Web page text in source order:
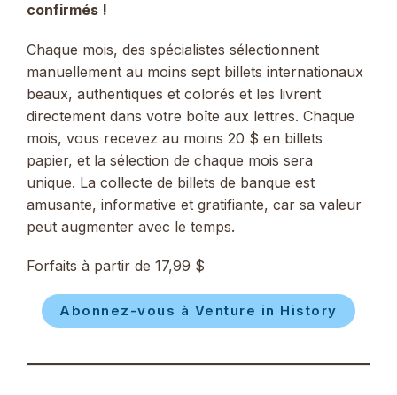
confirmés !
Chaque mois, des spécialistes sélectionnent
manuellement au moins sept billets internationaux
beaux, authentiques et colorés et les livrent
directement dans votre boîte aux lettres. Chaque
mois, vous recevez au moins 20 $ en billets
papier, et la sélection de chaque mois sera
unique. La collecte de billets de banque est
amusante, informative et gratifiante, car sa valeur
peut augmenter avec le temps.
Forfaits à partir de 17,99 $
Abonnez-vous à Venture in History